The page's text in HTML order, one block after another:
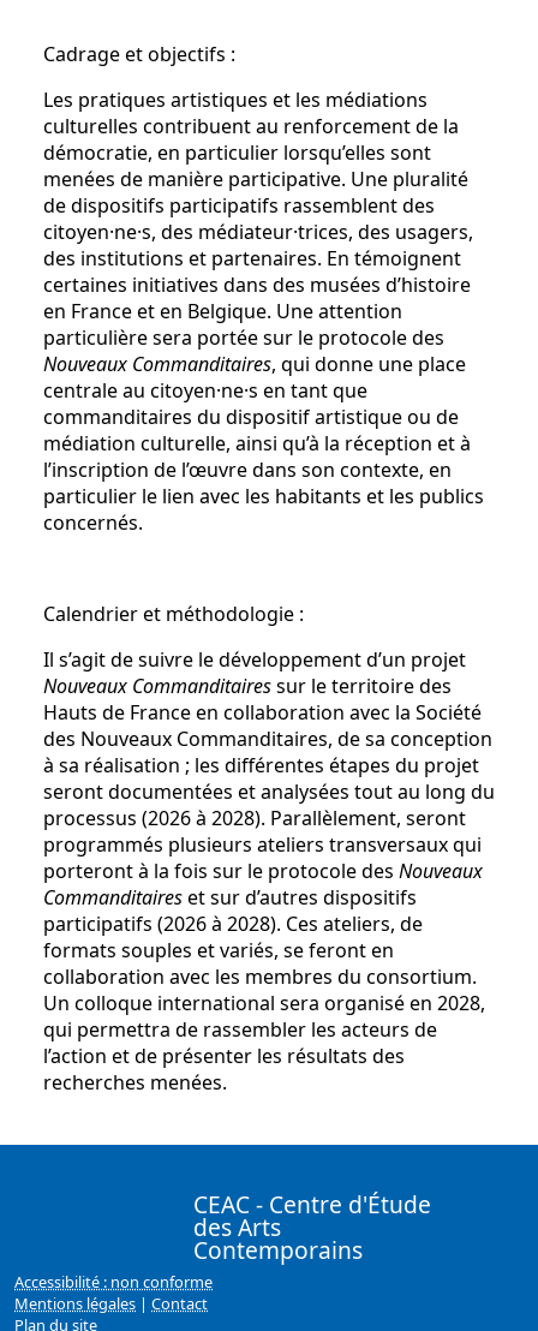
Cadrage et objectifs :
Les pratiques artistiques et les médiations
culturelles contribuent au renforcement de la
démocratie, en particulier lorsqu’elles sont
menées de manière participative. Une pluralité
de dispositifs participatifs rassemblent des
citoyen·ne·s, des médiateur·trices, des usagers,
des institutions et partenaires. En témoignent
certaines initiatives dans des musées d’histoire
en France et en Belgique. Une attention
particulière sera portée sur le protocole des
Nouveaux Commanditaires, qui donne une place
centrale au citoyen·ne·s en tant que
commanditaires du dispositif artistique ou de
médiation culturelle, ainsi qu’à la réception et à
l’inscription de l’œuvre dans son contexte, en
particulier le lien avec les habitants et les publics
concernés.
Calendrier et méthodologie :
Il s’agit de suivre le développement d’un projet
Nouveaux Commanditairessur le territoire des
Hauts de France en collaboration avec la Société
des Nouveaux Commanditaires, de sa conception
à sa réalisation ; les différentes étapes du projet
seront documentées et analysées tout au long du
processus (2026 à 2028). Parallèlement, seront
programmés plusieurs ateliers transversaux qui
porteront à la fois sur le protocole des Nouveaux
Commanditaireset sur d’autres dispositifs
participatifs (2026 à 2028). Ces ateliers, de
formats souples et variés, se feront en
collaboration avec les membres du consortium.
Un colloque international sera organisé en 2028,
qui permettra de rassembler les acteurs de
l’action et de présenter les résultats des
recherches menées.
CEAC - Centre d'Étude
des Arts
Contemporains
Accessibilité : non conforme
Mentions légales | Contact
Plan du site